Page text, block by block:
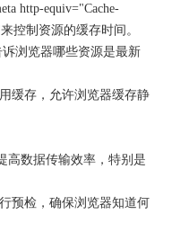
http-equiv="Cache-
控制资源的缓存时间。
诉浏览器哪些资源是最新
缓存，允许浏览器缓存静
高数据传输效率，特别是
预检，确保浏览器知道何